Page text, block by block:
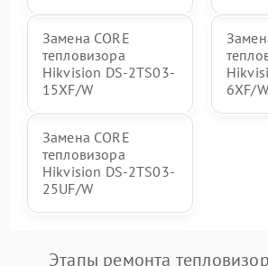
Замена CORE
тепловизора
Hikvision DS-2TS03-
15XF/W
6XF/W
Замена CORE
тепловизора
Hikvision DS-2TS03-
25UF/W
Этапы ремонта